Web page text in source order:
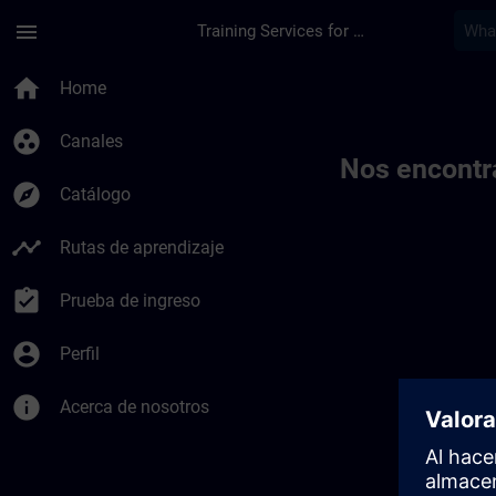
menu Training Services for Digital Industries
home Home
group_work Canales
explore Catálogo
timeline Rutas de aprendizaje
assignment_turned_in Prueba de ingreso
account_circle Perfil
info Acerca de nosotros
Nos